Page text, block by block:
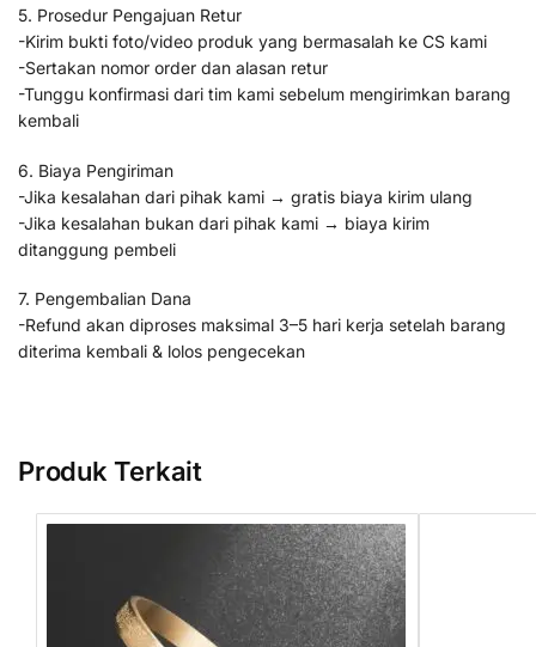
5. Prosedur Pengajuan Retur
-Kirim bukti foto/video produk yang bermasalah ke CS kami
-Sertakan nomor order dan alasan retur
-Tunggu konfirmasi dari tim kami sebelum mengirimkan barang
kembali
6. Biaya Pengiriman
-Jika kesalahan dari pihak kami → gratis biaya kirim ulang
-Jika kesalahan bukan dari pihak kami → biaya kirim
ditanggung pembeli
7. Pengembalian Dana
-Refund akan diproses maksimal 3–5 hari kerja setelah barang
diterima kembali & lolos pengecekan
Produk Terkait